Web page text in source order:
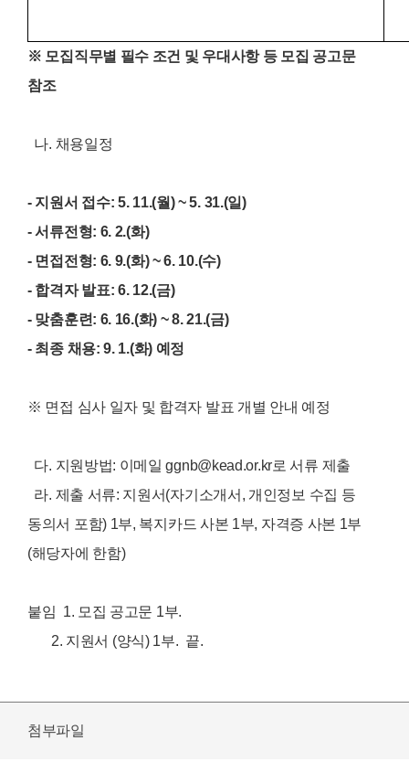
※ 모집직무별 필수 조건 및 우대사항 등 모집 공고문
참조
나. 채용일정
- 지원서 접수: 5. 11.(월) ~5. 31.(일)
-서류전형: 6. 2.(화)
- 면접전형: 6. 9.(화) ~ 6. 10.(수)
- 합격자 발표: 6. 12.(금)
- 맞춤훈련: 6. 16.(화) ~ 8. 21.(금)
- 최종 채용: 9. 1.(화) 예정
※ 면접 심사 일자 및 합격자 발표 개별 안내 예정
다. 지원방법: 이메일 ggnb@kead.or.kr로 서류 제출
라. 제출 서류: 지원서(자기소개서, 개인정보 수집 등
동의서 포함) 1부, 복지카드 사본 1부, 자격증 사본 1부
(해당자에 한함)
붙임 1. 모집 공고문 1부.
2. 지원서 (양식)1부. 끝.
첨부파일